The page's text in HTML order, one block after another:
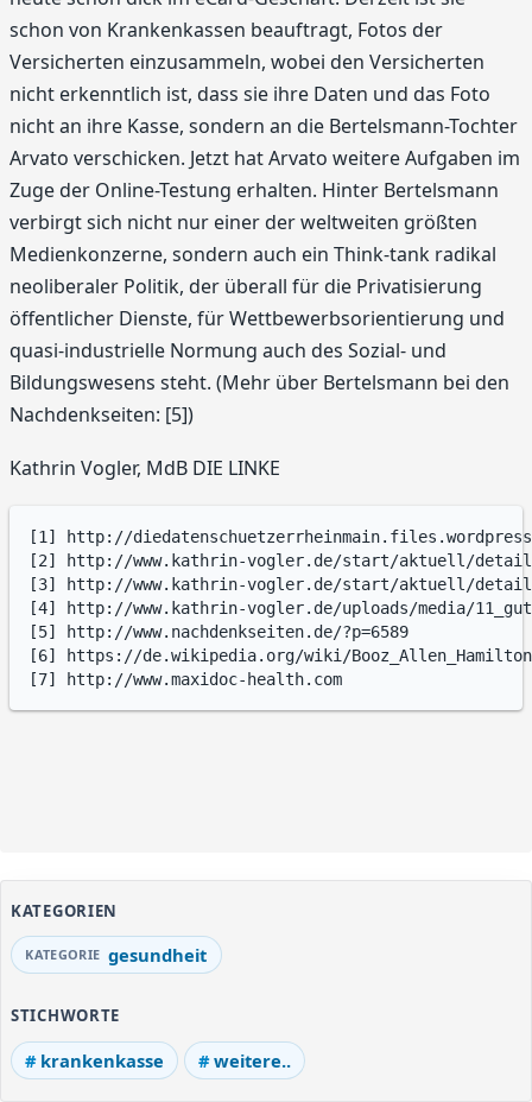
schon von Krankenkassen beauftragt, Fotos der
Versicherten einzusammeln, wobei den Versicherten
nicht erkenntlich ist, dass sie ihre Daten und das Foto
nicht an ihre Kasse, sondern an die Bertelsmann-Tochter
Arvato verschicken. Jetzt hat Arvato weitere Aufgaben im
Zuge der Online-Testung erhalten. Hinter Bertelsmann
verbirgt sich nicht nur einer der weltweiten größten
Medienkonzerne, sondern auch ein Think-tank radikal
neoliberaler Politik, der überall für die Privatisierung
öffentlicher Dienste, für Wettbewerbsorientierung und
quasi-industrielle Normung auch des Sozial- und
Bildungswesens steht. (Mehr über Bertelsmann bei den
Nachdenkseiten: [5])
Kathrin Vogler, MdB DIE LINKE
[1] http://
[2] http://www.kathrin-vogler.de/start/aktuell/
[3] http://www.kathrin-vogler.de/start/aktuell/
[4] http://www.kathrin-vogler.de/uploads/media/
[5] http://www.nachdenkseiten.de/?p=6589
[6] https://de.wikipedia.org/wiki/Booz_Allen_Hamilton
KATEGORIEN
gesundheit
STICHWORTE
krankenkasse weitere..